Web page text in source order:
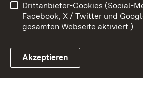
Link zum Landesportal
Impressum Cookies
Drittanbieter-Cookies (Social-
Facebook, X / Twitter und
gesamten Webseite aktiviert.)
Akzeptieren